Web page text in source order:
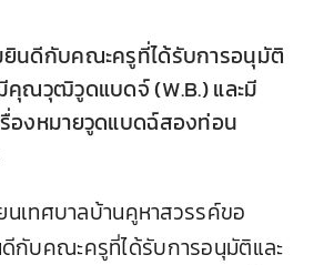
นดีกับคณะครูที่ได้รับการอนุมัติ
คุณวุฒิวูดแบดจ์ (W.B.) และมี
องหมายวูดแบดฉ์สองท่อน
ศบาลบ้านคูหาสวรรค์ขอ
กับคณะครูที่ได้รับการอนุมัติและ